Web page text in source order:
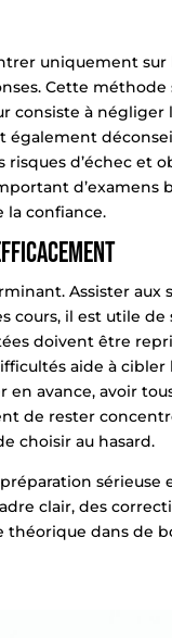
uniquement
Cette
consiste à négliger
également
d’échec et
d’examens
la confiance.
Assister
cours, il est utile
doivent être
aide à cibler
avance, avoir
de rester
choisir au hasard.
clair, des
théorique dans de